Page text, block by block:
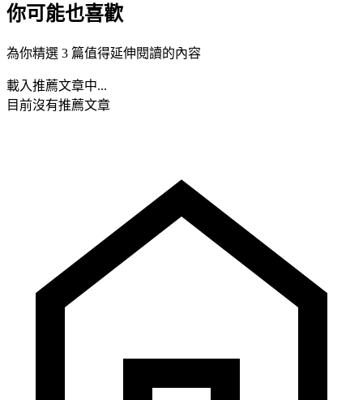
你可能也喜歡
為你精選 3 篇值得延伸閱讀的內容
載入推薦文章中...
目前沒有推薦文章